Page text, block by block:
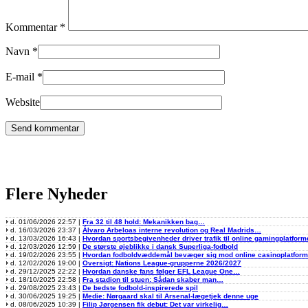
Kommentar *
Navn *
E-mail *
Website
Flere Nyheder
d. 01/06/2026 22:57 | Fra 32 til 48 hold: Mekanikken bag…
d. 16/03/2026 23:37 | Álvaro Arbeloas interne revolution og Real Madrids…
d. 13/03/2026 16:43 | Hvordan sportsbegivenheder driver trafik til online
d. 12/03/2026 12:59 | De største øjeblikke i dansk Superliga-fodbold
d. 19/02/2026 23:55 | Hvordan fodboldvæddemål bevæger sig mod online
d. 12/02/2026 19:00 | Oversigt: Nations League-grupperne 2026/2027
d. 29/12/2025 22:22 | Hvordan danske fans følger EFL League One…
d. 18/10/2025 22:58 | Fra stadion til stuen: Sådan skaber man…
d. 29/08/2025 23:43 | De bedste fodbold-inspirerede spil
d. 30/06/2025 19:25 | Medie: Nørgaard skal til Arsenal-lægetjek denne uge
d. 08/06/2025 10:39 | Filip Jørgensen fik debut: Det var virkelig…